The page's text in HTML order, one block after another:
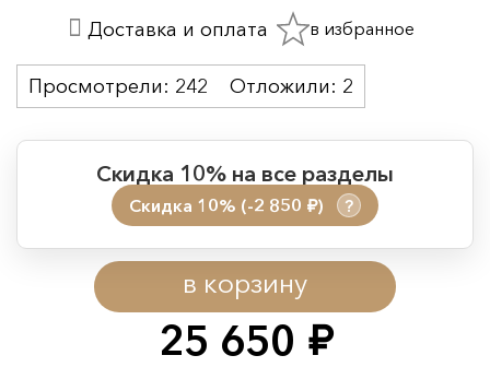
25 650 руб.
в корзину
Скидка 10% на все разделы
Скидка 10% (-2 850 руб.) ?
Период действия акции:
Начало:
08.08.2026 00:01
Окончание:
09.08.2026 23:59
Время до окончания:
Просмотрели: 242 Отложили: 2
Доставка и оплата в избранное